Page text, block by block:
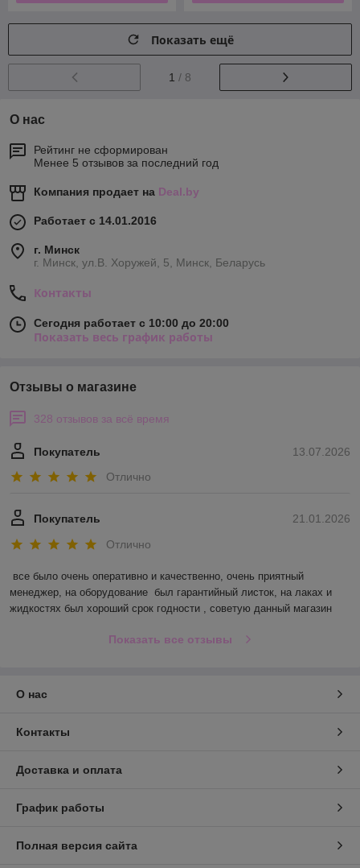
Показать ещё
1 / 8
О нас
Рейтинг не сформирован
Менее 5 отзывов за последний год
Компания продает на Deal.by
Работает с 14.01.2016
г. Минск
г. Минск, ул.В. Хоружей, 5, Минск, Беларусь
Контакты
Сегодня работает с 10:00 до 20:00
Показать весь график работы
Отзывы о магазине
328 отзывов за всё время
13.07.2026
Покупатель
Отлично
21.01.2026
Покупатель
Отлично
все было очень оперативно и качественно, очень приятный
менеджер, на оборудование  был гарантийный листок, на лаках и
жидкостях был хороший срок годности , советую данный магазин
Показать все отзывы
О нас
Контакты
Доставка и оплата
График работы
Полная версия сайта